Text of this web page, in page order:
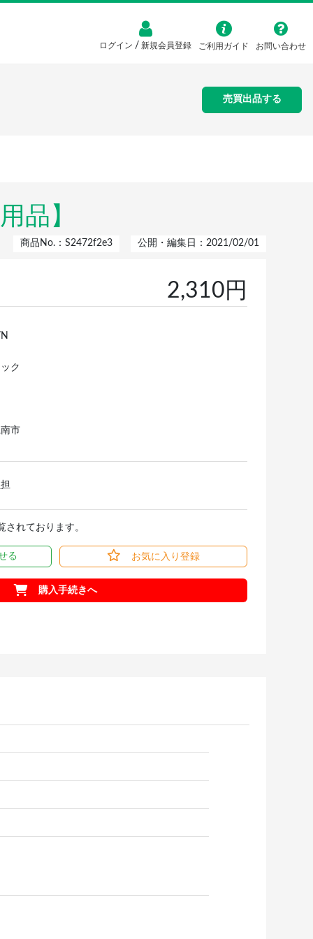
ログイン / 新規会員登録 ご利用ガイド お問い合わせ
売買出品する
品】
商品No.：S2472f2e3 公開・編集日：2021/02/01
2,310円
ク
市
されております。
る お気に入り登録
購入手続きへ